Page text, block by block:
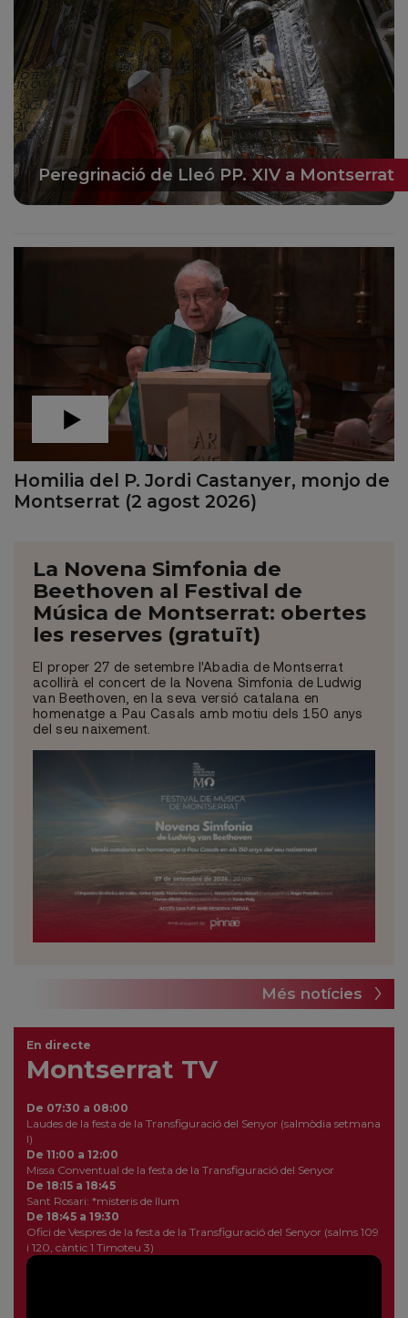
Peregrinació de Lleó PP. XIV a Montserrat
Homilia del P. Jordi Castanyer, monjo de
Montserrat (2 agost 2026)
La Novena Simfonia de
Beethoven al Festival de
Música de Montserrat: obertes
les reserves (gratuït)
El proper 27 de setembre l'Abadia de Montserrat
acollirà el concert de la Novena Simfonia de Ludwig
van Beethoven, en la seva versió catalana en
homenatge a Pau Casals amb motiu dels 150 anys
del seu naixement.
Més notícies
En directe
Montserrat TV
De 07:30 a 08:00
Laudes de la festa de la Transfiguració del Senyor (salmòdia setmana
I)
De 11:00 a 12:00
Missa Conventual de la festa de la Transfiguració del Senyor
De 18:15 a 18:45
Sant Rosari: *misteris de llum
De 18:45 a 19:30
Ofici de Vespres de la festa de la Transfiguració del Senyor (salms 109
i 120, càntic 1 Timoteu 3)